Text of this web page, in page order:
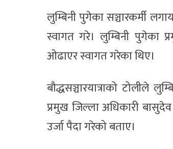
लुम्बिनी पुगेका सञ्चारकर्मी
स्वागत गरे। लुम्बिनी पुगेका
ओढाएर स्वागत गरेका थिए।
बौद्धसञ्चारयात्राको टोलीले
प्रमुख जिल्ला अधिकारी
उर्जा पैदा गरेको बताए।